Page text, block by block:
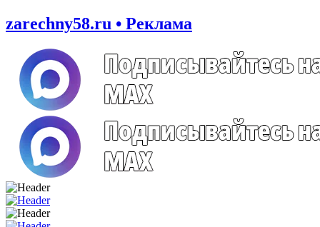
zarechny58.ru • Реклама